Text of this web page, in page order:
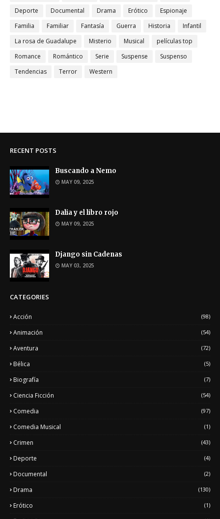
Deporte
Documental Drama Erótico
Espionaje
Familia
Familiar Fantasía Guerra Historia
Infantil
La rosa de Guadalupe
Misterio Musical
películas top
Romance
Romántico Serie Suspense
Suspenso
Tendencias
Terror Western
RECENT POSTS
Buscando a Nemo
MAY 09, 2025
Dalia y el libro rojo
MAY 09, 2025
Django sin Cadenas
MAY 03, 2025
CATEGORIES
Acción (98)
Animación (54)
Aventura (72)
Bélica (5)
Biografía (7)
Ciencia Ficción (54)
Comedia (97)
Comedia Musical (1)
Crimen (43)
Deporte (4)
Documental (2)
Drama (130)
Erótico (1)